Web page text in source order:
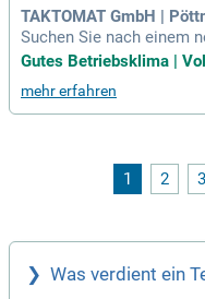
e in der Maschinen-
g und setze Trends in der
TAKTOMAT GmbH |
Suchen Sie nach einem
schinenbau? Wir suchen
bau. Ihre Fähigkeiten in
or sowie Ihre
e unseres ERP-
lorientierte
Gutes Betriebsklima |
mehr erfahren
1 2 3
Was verdient ein